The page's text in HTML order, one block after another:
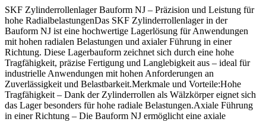
SKF Zylinderrollenlager Bauform NJ – Präzision und Leistung für
hohe RadialbelastungenDas SKF Zylinderrollenlager in der
Bauform NJ ist eine hochwertige Lagerlösung für Anwendungen
mit hohen radialen Belastungen und axialer Führung in einer
Richtung. Diese Lagerbauform zeichnet sich durch eine hohe
Tragfähigkeit, präzise Fertigung und Langlebigkeit aus – ideal für
industrielle Anwendungen mit hohen Anforderungen an
Zuverlässigkeit und Belastbarkeit.Merkmale und Vorteile:Hohe
Tragfähigkeit – Dank der Zylinderrollen als Wälzkörper eignet sich
das Lager besonders für hohe radiale Belastungen.Axiale Führung
in einer Richtung – Die Bauform NJ ermöglicht eine axiale